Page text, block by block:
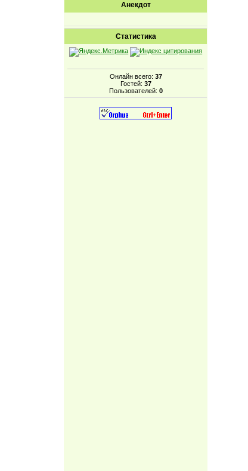
Анекдот
Статистика
Онлайн всего: 37
Гостей: 37
Пользователей: 0